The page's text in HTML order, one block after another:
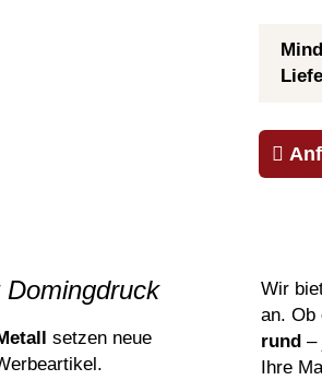
setzen neue
Wir
an. Ob
rund –
Ihre